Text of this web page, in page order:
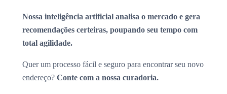
Nossa inteligência artificial analisa o mercado e gera
recomendações certeiras, poupando seu tempo com
total agilidade.
Quer um processo fácil e seguro para encontrar seu novo
endereço? Conte com a nossa curadoria.